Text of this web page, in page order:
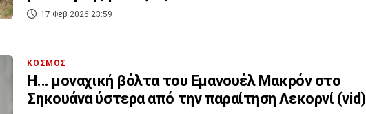
17 Φεβ 2026 23:59
ΚΟΣΜΟΣ
Η... μοναχική βόλτα του Εμανουέλ Μακρόν στο
Σηκουάνα ύστερα από την παραίτηση Λεκορνί (vid)